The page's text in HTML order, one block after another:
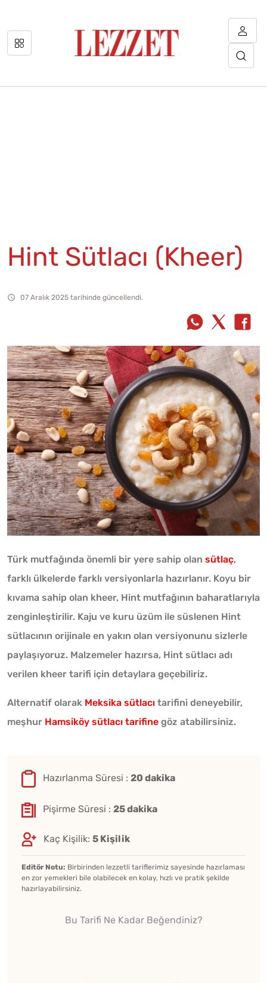
Hint Sütlacı (Kheer)
07 Aralık 2025 tarihinde güncellendi.
Türk mutfağında önemli bir yere sahip olan sütlaç,
farklı ülkelerde farklı versiyonlarla hazırlanır. Koyu bir
kıvama sahip olan kheer, Hint mutfağının baharatlarıyla
zenginleştirilir. Kaju ve kuru üzüm ile süslenen Hint
sütlacının orijinale en yakın olan versiyonunu sizlerle
paylaşıyoruz. Malzemeler hazırsa, Hint sütlacı adı
verilen kheer tarifi için detaylara geçebiliriz.
Alternatif olarak Meksika sütlacı tarifini deneyebilir,
meşhur Hamsiköy sütlacı tarifine göz atabilirsiniz.
Hazırlanma Süresi : 20 dakika
Pişirme Süresi : 25 dakika
Kaç Kişilik: 5 Kişilik
Editör Notu: Birbirinden lezzetli tariflerimiz sayesinde hazırlaması
en zor yemekleri bile olabilecek en kolay, hızlı ve pratik şekilde
hazırlayabilirsiniz.
Bu Tarifi Ne Kadar Beğendiniz?